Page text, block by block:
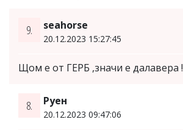
9. seahorse
20.12.2023 15:27:45
Щом е от ГЕРБ ,значи е далавера !
8. Руен
20.12.2023 09:47:06